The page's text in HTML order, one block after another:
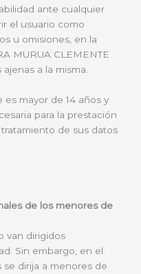
ante cualquier
el usuario como
u omisiones, en la
MURUA CLEMENTE
a la misma.
mayor de 14 años y
para la prestación
de sus datos
de los menores de
van dirigidos
Sin embargo, en el
dirija a menores de